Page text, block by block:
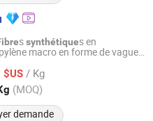
ssynthétiques en
macro en forme de vague
$US / Kg
(MOQ)
demande
2011